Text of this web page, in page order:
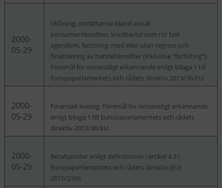
2000-
05-29
Utlåning, omfattande bland annat
konsumentkrediter, kreditavtal som rör fast
egendom, factoring, med eller utan regress och
finansiering av handelskrediter (inklusive ”forfeiting”).
Föremål för ömsesidigt erkännande enligt bilaga 1 till
Europaparlamentets och rådets direktiv 2013/36/EU.
2000-
05-29
Finansiell leasing. Föremål för ömsesidigt erkännande
enligt bilaga 1 till Europaparlamentets och rådets
direktiv 2013/36/EU.
2000-
05-29
Betaltjänster enligt definitionen i artikel 4.3 i
Europaparlamentets och rådets direktiv (EU)
2015/2366